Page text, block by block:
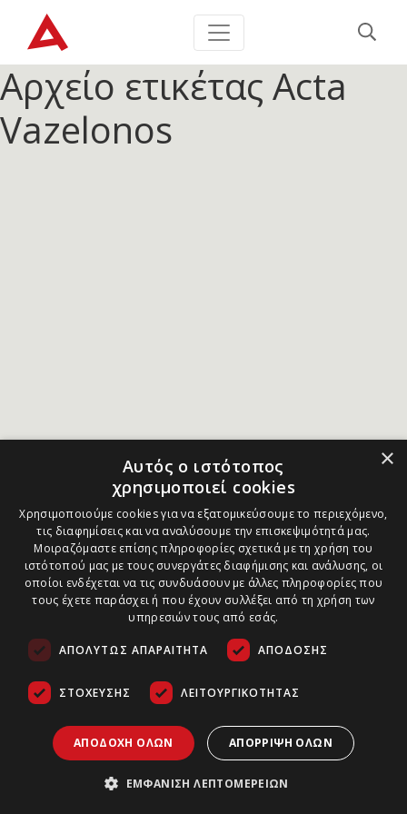
Αρχείο ετικέτας Acta
Vazelonos
×
Αυτός ο ιστότοπος
χρησιμοποιεί cookies
Χρησιμοποιούμε cookies για να εξατομικεύσουμε το περιεχόμενο,
τις διαφημίσεις και να αναλύσουμε την επισκεψιμότητά μας.
Μοιραζόμαστε επίσης πληροφορίες σχετικά με τη χρήση του
ιστότοπού μας με τους συνεργάτες διαφήμισης και ανάλυσης, οι
οποίοι ενδέχεται να τις συνδυάσουν με άλλες πληροφορίες που
τους έχετε παράσχει ή που έχουν συλλέξει από τη χρήση των
υπηρεσιών τους από εσάς.
ΑΠΟΛΎΤΩΣ ΑΠΑΡΑΊΤΗΤΑ ΑΠΌΔΟΣΗΣ
ΣΤΌΧΕΥΣΗΣ ΛΕΙΤΟΥΡΓΙΚΌΤΗΤΑΣ
ΑΠΟΔΟΧΉ ΌΛΩΝ ΑΠΌΡΡΙΨΗ ΌΛΩΝ
ΕΜΦΆΝΙΣΗ ΛΕΠΤΟΜΕΡΕΙΏΝ